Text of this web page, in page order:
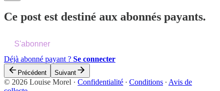
Ce post est destiné aux abonnés payants.
S'abonner
Déjà abonné payant ? Se connecter
Précédent Suivant
© 2026 Louise Morel · Confidentialité ∙ Conditions ∙ Avis de